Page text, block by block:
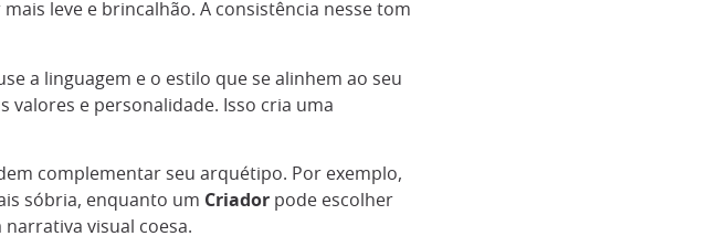
mais leve e brincalhão. A consistência nesse tom
a linguagem e o estilo que se alinhem ao seu
valores e personalidade. Isso cria uma
complementar seu arquétipo. Por exemplo,
sóbria, enquanto um Criador pode escolher
visual coesa.